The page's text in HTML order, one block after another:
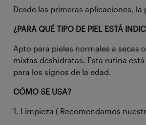
Desde las primeras aplicaciones,
¿PARA QUÉ TIPO DE PIEL ESTÁ
Apto para pieles normales a secas
mixtas deshidratas. Esta rutina
para los signos de la edad.
CÓMO SE USA?
1. Limpieza ( Recomendamos